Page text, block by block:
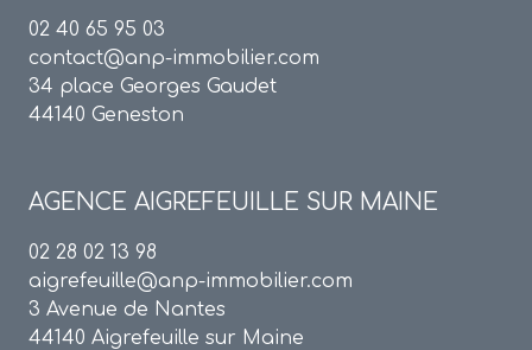
02 40 65 95 03
contact@anp-immobilier.com
34 place Georges Gaudet
44140 Geneston
AGENCE AIGREFEUILLE SUR MAINE
02 28 02 13 98
aigrefeuille@anp-immobilier.com
3 Avenue de Nantes
44140 Aigrefeuille sur Maine